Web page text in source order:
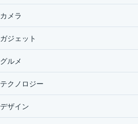
カメラ
ガジェット
グルメ
テクノロジー
デザイン